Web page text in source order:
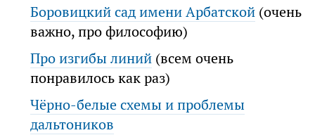
Боровицкий сад имени Арбатской (очень
важно, про философию)
Про изгибы линий (всем очень
понравилось как раз)
Чёрно-белые схемы и проблемы
дальтоников